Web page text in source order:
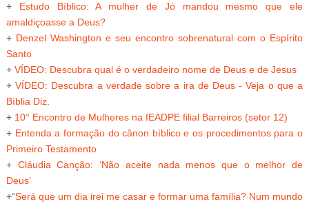
+ Estudo Bíblico: A mulher de Jó mandou mesmo que ele
amaldiçoasse a Deus?
+ Denzel Washington e seu encontro sobrenatural com o Espírito
Santo
+ VÍDEO: Descubra qual é o verdadeiro nome de Deus e de Jesus
+VÍDEO: Descubra a verdade sobre a ira de Deus - Veja o que a
Bíblia Diz.
+ 10° Encontro de Mulheres na IEADPE filial Barreiros (setor 12)
+ Entenda a formação do cânon bíblico e os procedimentos para o
Primeiro Testamento
+ Cláudia Canção: ‘Não aceite nada menos que o melhor de
Deus’
+“Será que um dia irei me casar e formar uma família? Num mundo